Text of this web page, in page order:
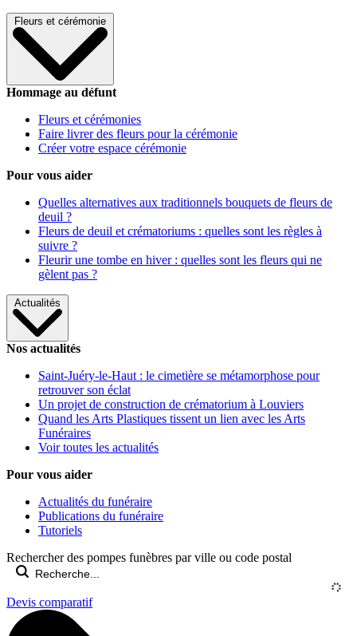
Fleurs et cérémonie
Hommage au défunt
Fleurs et cérémonies
Faire livrer des fleurs pour la cérémonie
Créer votre espace cérémonie
Pour vous aider
Quelles alternatives aux traditionnels bouquets de fleurs de
deuil ?
Fleurs de deuil et crématoriums : quelles sont les règles à
suivre ?
Fleurir une tombe en hiver : quelles sont les fleurs qui ne
gèlent pas ?
Actualités
Nos actualités
Saint-Juéry-le-Haut : le cimetière se métamorphose pour
retrouver son éclat
Un projet de construction de crématorium à Louviers
Quand les Arts Plastiques tissent un lien avec les Arts
Funéraires
Voir toutes les actualités
Pour vous aider
Actualités du funéraire
Publications du funéraire
Tutoriels
Rechercher des pompes funèbres par ville ou code postal
Devis comparatif